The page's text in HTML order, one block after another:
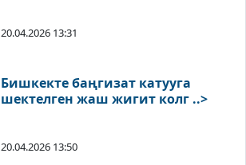
20.04.2026 13:31
Бишкекте баңгизат катууга
шектелген жаш жигит колг ..>
20.04.2026 13:50